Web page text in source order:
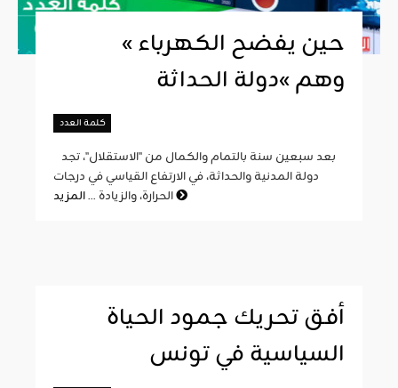
« حين يفضح الكهرباء
وهم »دولة الحداثة
كلمة العدد
دولة المدنية والحداثة، في الارتفاع القياسي في درجات
الحرارة، والزيادة ...
أفق تحريك جمود الحياة
السياسية في تونس